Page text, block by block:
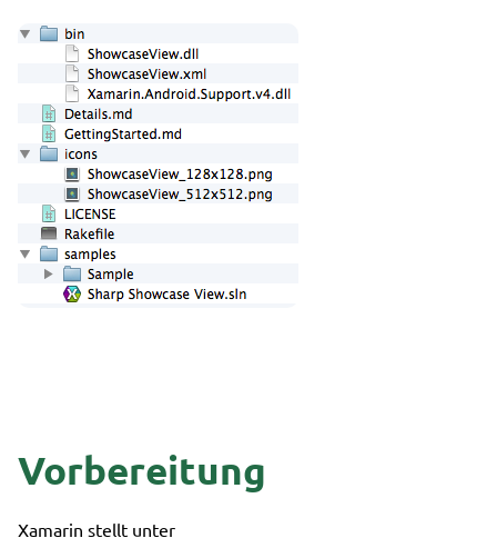
Vorbereitung
Xamarin stellt unter